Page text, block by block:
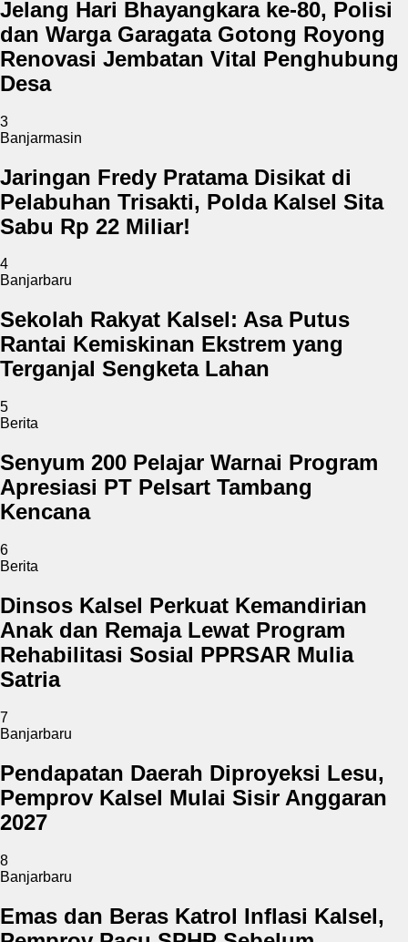
Jelang Hari Bhayangkara ke-80, Polisi
dan Warga Garagata Gotong Royong
Renovasi Jembatan Vital Penghubung
Desa
3
Banjarmasin
Jaringan Fredy Pratama Disikat di
Pelabuhan Trisakti, Polda Kalsel Sita
Sabu Rp 22 Miliar!
4
Banjarbaru
Sekolah Rakyat Kalsel: Asa Putus
Rantai Kemiskinan Ekstrem yang
Terganjal Sengketa Lahan
5
Berita
Senyum 200 Pelajar Warnai Program
Apresiasi PT Pelsart Tambang
Kencana
6
Berita
Dinsos Kalsel Perkuat Kemandirian
Anak dan Remaja Lewat Program
Rehabilitasi Sosial PPRSAR Mulia
Satria
7
Banjarbaru
Pendapatan Daerah Diproyeksi Lesu,
Pemprov Kalsel Mulai Sisir Anggaran
2027
8
Banjarbaru
Emas dan Beras Katrol Inflasi Kalsel,